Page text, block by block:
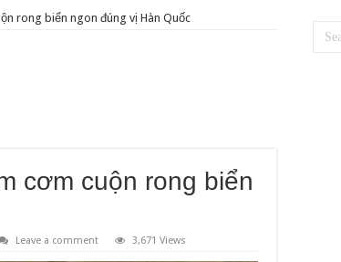
rong biển ngon đúng vị Hàn Quốc
cơm cuộn rong biển
Leave a comment 3,671 Views